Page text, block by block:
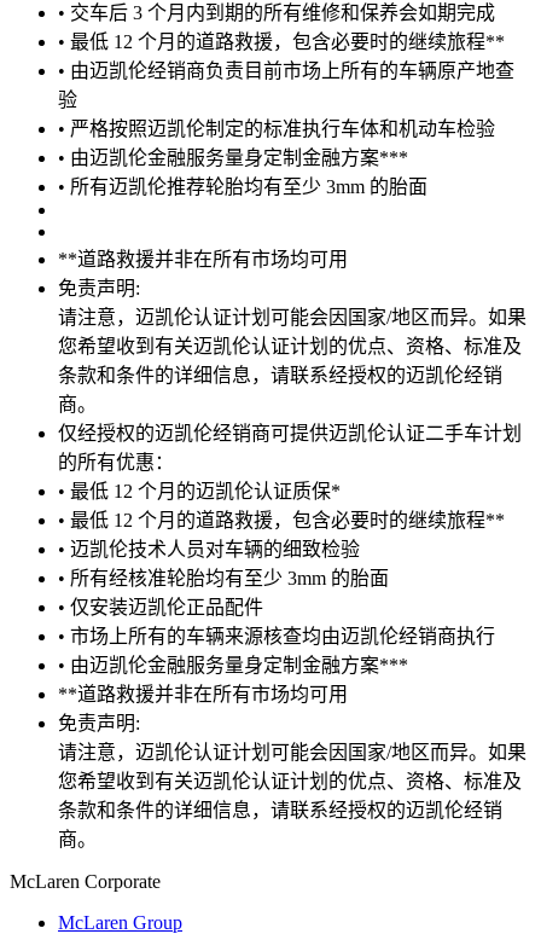
• 交车后 3 个月内到期的所有维修和保养会如期完成
• 最低 12 个月的道路救援，包含必要时的继续旅程**
• 由迈凯伦经销商负责目前市场上所有的车辆原产地查
验
• 严格按照迈凯伦制定的标准执行车体和机动车检验
• 由迈凯伦金融服务量身定制金融方案***
• 所有迈凯伦推荐轮胎均有至少 3mm 的胎面
**道路救援并非在所有市场均可用
免责声明:
请注意，迈凯伦认证计划可能会因国家/地区而异。如果
您希望收到有关迈凯伦认证计划的优点、资格、标准及
条款和条件的详细信息，请联系经授权的迈凯伦经销
商。
仅经授权的迈凯伦经销商可提供迈凯伦认证二手车计划
的所有优惠：
• 最低 12 个月的迈凯伦认证质保*
• 最低 12 个月的道路救援，包含必要时的继续旅程**
• 迈凯伦技术人员对车辆的细致检验
• 所有经核准轮胎均有至少 3mm 的胎面
• 仅安装迈凯伦正品配件
• 市场上所有的车辆来源核查均由迈凯伦经销商执行
• 由迈凯伦金融服务量身定制金融方案***
**道路救援并非在所有市场均可用
免责声明:
请注意，迈凯伦认证计划可能会因国家/地区而异。如果
您希望收到有关迈凯伦认证计划的优点、资格、标准及
条款和条件的详细信息，请联系经授权的迈凯伦经销
商。
McLaren Corporate
McLaren Group